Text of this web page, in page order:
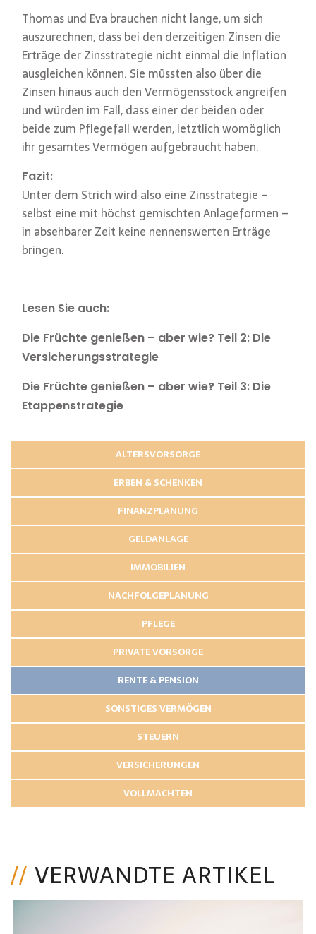
Thomas und Eva brauchen nicht lange, um sich
auszurechnen, dass bei den derzeitigen Zinsen die
Erträge der Zinsstrategie nicht einmal die Inflation
ausgleichen können. Sie müssten also über die
Zinsen hinaus auch den Vermögensstock angreifen
und würden im Fall, dass einer der beiden oder
beide zum Pflegefall werden, letztlich womöglich
ihr gesamtes Vermögen aufgebraucht haben.
Fazit:
Unter dem Strich wird also eine Zinsstrategie –
selbst eine mit höchst gemischten Anlageformen –
in absehbarer Zeit keine nennenswerten Erträge
bringen.
Lesen Sie auch:
Die Früchte genießen – aber wie? Teil 2: Die
Versicherungsstrategie
Die Früchte genießen – aber wie? Teil 3: Die
Etappenstrategie
ALTERSVORSORGE
ERBEN & SCHENKEN
FINANZPLANUNG
GELDANLAGE
IMMOBILIEN
NACHFOLGEPLANUNG
PFLEGE
PRIVATE VORSORGE
RENTE & PENSION
SONSTIGES VERMÖGEN
STEUERN
VERSICHERUNGEN
VOLLMACHTEN
VERWANDTE ARTIKEL